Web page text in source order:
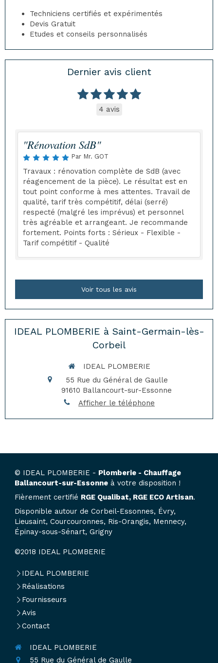
Techniciens certifiés et expérimentés
Devis Gratuit
Etudes et conseils personnalisés
Dernier avis client
4 avis
"Rénovation SdB"
Par Mr. GOT
Travaux : rénovation complète de SdB (avec
réagencement de la pièce). Le résultat est en
tout point conforme à mes attentes. Travail de
qualité, tarif très compétitif, délai (serré)
respecté (malgré les imprévus) et personnel
très agréable et arrangeant. Je recommande
fortement. Points forts : Sérieux - Flexible -
Tarif compétitif - Qualité
Voir tous les avis
IDEAL PLOMBERIE à Saint-Germain-lès-
Corbeil
IDEAL PLOMBERIE
55 Rue du Général de Gaulle
91610 Ballancourt-sur-Essonne
Afficher le téléphone
© IDEAL PLOMBERIE - Plomberie - Chauffage
Ballancourt-sur-Essonne à votre disposition !
Fièrement certifié RGE Qualibat, RGE ECO Artisan.
Disponible autour de Corbeil-Essonnes, Évry,
Lieusaint, Courcouronnes, Ris-Orangis, Mennecy,
Épinay-sous-Sénart, Grigny
©2018 IDEAL PLOMBERIE
IDEAL PLOMBERIE
Réalisations
Fournisseurs
Avis
Contact
IDEAL PLOMBERIE
55 Rue du Général de Gaulle